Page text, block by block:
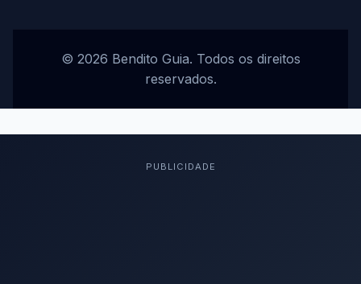
© 2026 Bendito Guia. Todos os direitos
reservados.